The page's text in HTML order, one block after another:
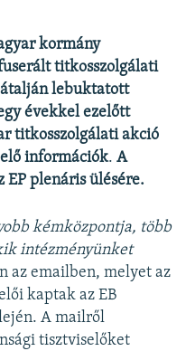
kormány
titkosszolgálati
lebuktatott
évekkel ezelőtt
titkosszolgálati akció
információk. A
plenáris ülésére.
kémközpontja, több
intézményünket
az emailben, melyet az
kaptak az EB
A mailről
tisztviselőket